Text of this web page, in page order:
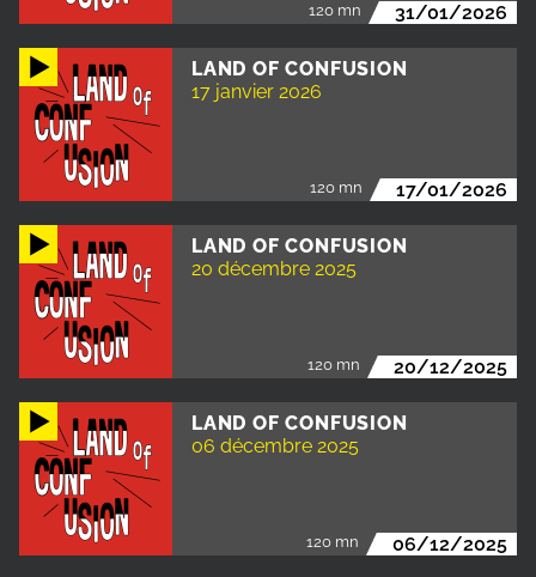
120 mn 31/01/2026
LAND OF CONFUSION
17 janvier 2026
120 mn 17/01/2026
LAND OF CONFUSION
20 décembre 2025
120 mn 20/12/2025
LAND OF CONFUSION
06 décembre 2025
120 mn 06/12/2025